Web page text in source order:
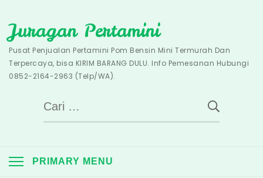
to
content
Juragan Pertamini
Pusat Penjualan Pertamini Pom Bensin Mini Termurah Dan
Terpercaya, bisa KIRIM BARANG DULU. Info Pemesanan Hubungi
0852-2164-2963 (Telp/WA).
Cari
untuk:
PRIMARY MENU